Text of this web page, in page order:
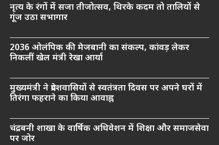
नृत्य के रंगों में सजा तीजोत्सव, थिरके कदम तो तालियों से
गूंज उठा सभागार
2036 ओलंपिक की मेजबानी का संकल्प, कांवड़ लेकर
निकलीं खेल मंत्री रेखा आर्या
मुख्यमंत्री ने प्रदेशवासियों से स्वतंत्रता दिवस पर अपने घरों में
तिरंगा फहराने का किया आवाह्न
चंद्रबनी शाखा के वार्षिक अधिवेशन में शिक्षा और समाजसेवा
पर जोर